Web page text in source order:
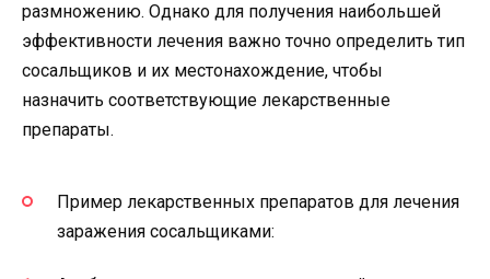
размножению. Однако для получения наибольшей
эффективности лечения важно точно определить тип
сосальщиков и их местонахождение, чтобы
назначить соответствующие лекарственные
препараты.
Пример лекарственных препаратов для лечения
заражения сосальщиками: